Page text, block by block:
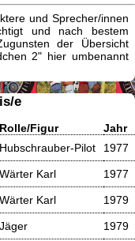
und Sprecher/innen
und nach bestem
der Übersicht
2" hier umbenannt
e
Rolle/Figur
Jahr
Hubschrauber-Pilot
1977
Wärter Karl
1977
Wärter Karl
1979
Jäger
1979